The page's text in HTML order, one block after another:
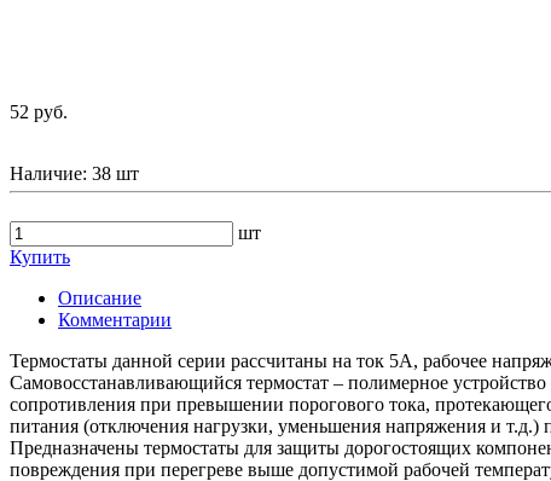
52 руб.
Наличие: 38 шт
шт
Купить
Описание
Комментарии
Термостаты данной серии рассчитаны на ток 5А, рабочее
Самовосстанавливающийся термостат – полимерное
сопротивления при превышении порогового тока,
питания (отключения нагрузки, уменьшения напряжения и т.д.)
Предназначены термостаты для защиты дорогостоящих
повреждения при перегреве выше допустимой рабочей